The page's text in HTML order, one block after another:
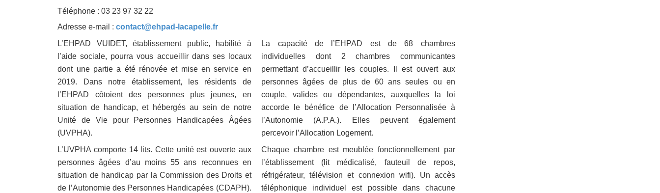
Téléphone : 03 23 97 32 22
Adresse e-mail :contact@ehpad-lacapelle.fr
L’EHPAD VUIDET, établissement public, habilité à
l’aide sociale, pourra vous accueillir dans ses locaux
dont une partie a été rénovée et mise en service en
2019. Dans notre établissement, les résidents de
l’EHPAD côtoient des personnes plus jeunes, en
situation de handicap, et hébergés au sein de notre
Unité de Vie pour Personnes Handicapées Âgées
(UVPHA).
La capacité de l’EHPAD est de 68 chambres
individuelles dont 2 chambres communicantes
permettant d’accueillir les couples. Il est ouvert aux
personnes âgées de plus de 60 ans seules ou en
couple, valides ou dépendantes, auxquelles la loi
accorde le bénéfice de l’Allocation Personnalisée à
l’Autonomie (A.P.A.). Elles peuvent également
percevoir l’Allocation Logement.
L’UVPHA comporte 14 lits. Cette unité est ouverte aux
personnes âgées d’au moins 55 ans reconnues en
situation de handicap par la Commission des Droits et
de l’Autonomie des Personnes Handicapées (CDAPH).
Chaque chambre est meublée fonctionnellement par
l’établissement (lit médicalisé, fauteuil de repos,
réfrigérateur, télévision et connexion wifi). Un accès
téléphonique individuel est possible dans chacune